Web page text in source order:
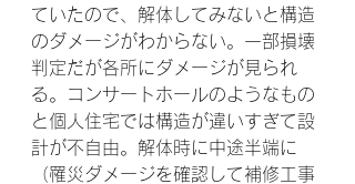
ていたので、解体してみないと構造
のダメージがわからない。一部損壊
判定だが各所にダメージが見られ
る。コンサートホールのようなもの
と個人住宅では構造が違いすぎて設
計が不自由。解体時に中途半端に
（罹災ダメージを確認して補修工事